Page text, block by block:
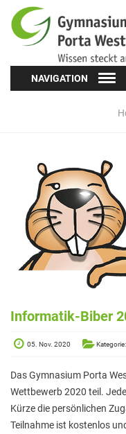
NAVIGATION
Oberstufe
Formulare
Kopf hoch! –
Schulsozialarbeit
Mitwirkung am
Kopf hoch! –
Lehrer*innen
Informatik-Biber
05. Nov. 2020
Das Gymnasium Porta
Wettbewerb 2020 teil.
Kürze die persönlichen
Teilnahme ist kostenlos